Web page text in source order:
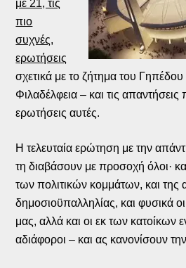
με 21, τις
πιο
συχνές,
ερωτήσεις
σχετικά με το ζήτημα του
Φιλαδέλφεια – και τις
ερωτήσεις αυτές.
Η τελευταία ερώτηση με την
τη διαβάσουν με προσοχή όλοι·
των πολιτικών κομμάτων, και της
δημοσιοϋπαλληλίας, και φυσικά
μας, αλλά και οι εκ των κατοίκων
αδιάφοροι – και ας κανονίσουν